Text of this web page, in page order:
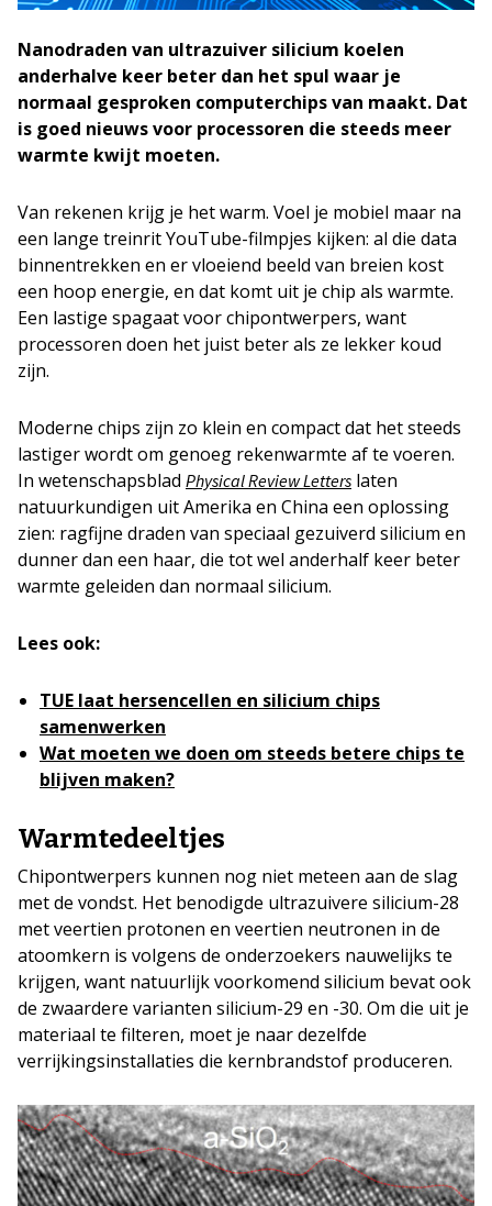
Nanodraden van ultrazuiver silicium koelen
anderhalve keer beter dan het spul waar je
normaal gesproken computerchips van maakt. Dat
is goed nieuws voor processoren die steeds meer
warmte kwijt moeten.
Van rekenen krijg je het warm. Voel je mobiel maar na
een lange treinrit YouTube-filmpjes kijken: al die data
binnentrekken en er vloeiend beeld van breien kost
een hoop energie, en dat komt uit je chip als warmte.
Een lastige spagaat voor chipontwerpers, want
processoren doen het juist beter als ze lekker koud
zijn.
Moderne chips zijn zo klein en compact dat het steeds
lastiger wordt om genoeg rekenwarmte af te voeren.
In wetenschapsblad Physical Review Letters laten
natuurkundigen uit Amerika en China een oplossing
zien: ragfijne draden van speciaal gezuiverd silicium en
dunner dan een haar, die tot wel anderhalf keer beter
warmte geleiden dan normaal silicium.
Lees ook:
TUE laat hersencellen en silicium chips
samenwerken
Wat moeten we doen om steeds betere chips te
blijven maken?
Warmtedeeltjes
Chipontwerpers kunnen nog niet meteen aan de slag
met de vondst. Het benodigde ultrazuivere silicium-28
met veertien protonen en veertien neutronen in de
atoomkern is volgens de onderzoekers nauwelijks te
krijgen, want natuurlijk voorkomend silicium bevat ook
de zwaardere varianten silicium-29 en -30. Om die uit je
materiaal te filteren, moet je naar dezelfde
verrijkingsinstallaties die kernbrandstof produceren.